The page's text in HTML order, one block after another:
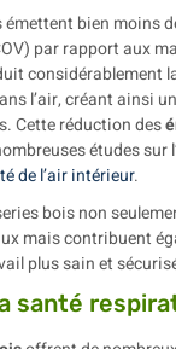
bien moins
par rapport aux
considérablement
l’air, créant ainsi
Cette réduction des
études sur
de l’air intérieur.
bois non
mais contribuent
plus sain et
santé